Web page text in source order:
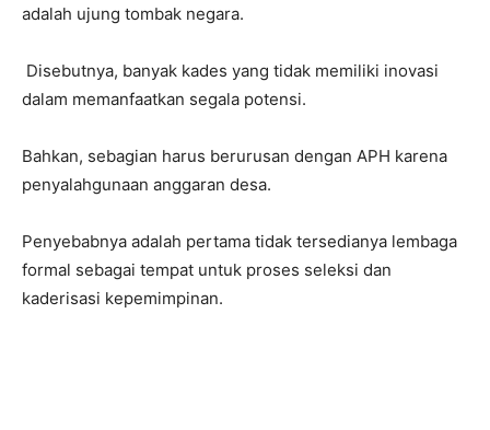
adalah ujung tombak negara.
‎ Disebutnya, banyak kades yang tidak memiliki inovasi
dalam memanfaatkan segala potensi.
Bahkan, sebagian harus berurusan dengan APH karena
penyalahgunaan anggaran desa.
Penyebabnya adalah pertama tidak tersedianya lembaga
formal sebagai tempat untuk proses seleksi dan
kaderisasi kepemimpinan.